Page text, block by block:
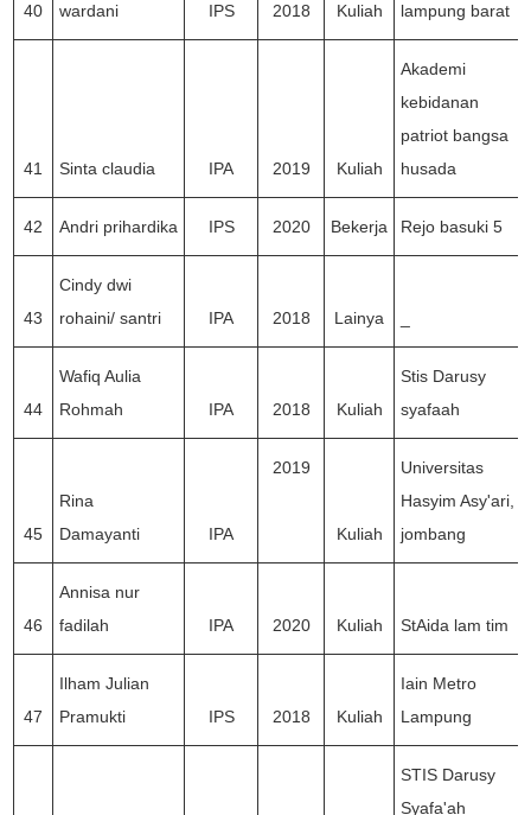
40
wardani
IPS 2018 Kuliah
lampung barat
41 Sinta claudia IPA 2019 Kuliah
Akademi
kebidanan
patriot bangsa
husada
42 Andri prihardika IPS 2020 Bekerja Rejo basuki 5
43
Cindy dwi
rohaini/ santri
IPA 2018 Lainya
44
Wafiq Aulia
Rohmah
IPA 2018 Kuliah
Stis Darusy
syafaah
45
Rina
Damayanti
IPA
2019
Kuliah
Universitas
Hasyim Asy'ari,
jombang
46
Annisa nur
fadilah
IPA 2020 Kuliah StAida lam tim
47
Ilham Julian
Pramukti
IPS 2018 Kuliah
Iain Metro
Lampung
STIS Darusy
Syafa'ah